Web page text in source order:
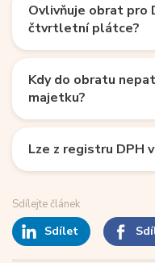
Ovlivňuje obrat pro
čtvrtletní plátce?
Kdy do obratu
majetku?
Lze z registru DPH
Sdílejte článek
Sdílet